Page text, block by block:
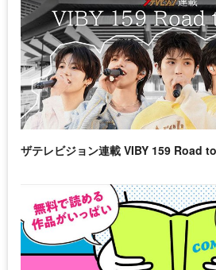
ザテレビジョン連載 VIBY 159 Road